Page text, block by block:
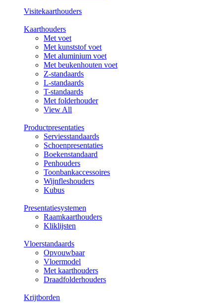
Visitekaarthouders
Kaarthouders
Met voet
Met kunststof voet
Met aluminium voet
Met beukenhouten voet
Z-standaards
L-standaards
T-standaards
Met folderhouder
View All
Productpresentaties
Serviesstandaards
Schoenpresentaties
Boekenstandaard
Penhouders
Toonbankaccessoires
Wijnfleshouders
Kubus
Presentatiesystemen
Raamkaarthouders
Kliklijsten
Vloerstandaards
Opvouwbaar
Vloermodel
Met kaarthouders
Draadfolderhouders
Krijtborden